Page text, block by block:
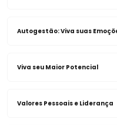
Autogestão: Viva suas
Viva seu Maior Potencial
Valores Pessoais e Liderança